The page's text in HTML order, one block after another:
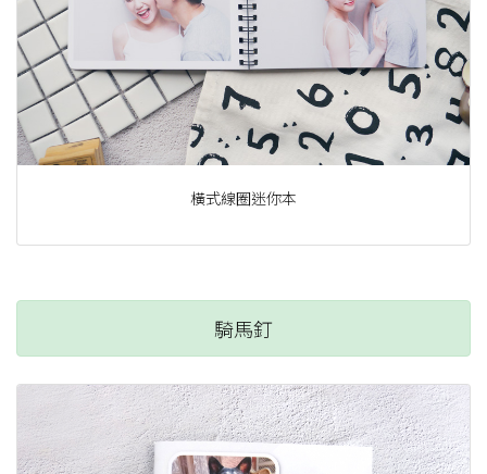
橫式線圈迷你本
騎馬釘